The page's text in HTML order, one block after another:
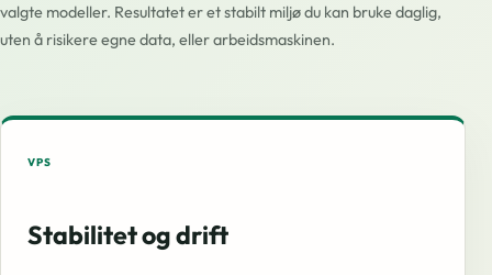
valgte modeller. Resultatet er et stabilt miljø du kan bruke daglig,
uten å risikere egne data, eller arbeidsmaskinen.
VPS
Stabilitet og drift